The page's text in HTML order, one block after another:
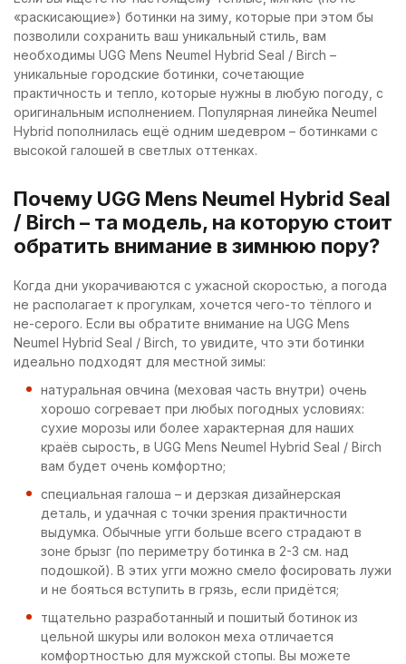
«раскисающие») ботинки на зиму, которые при этом бы
позволили сохранить ваш уникальный стиль, вам
необходимы UGG Mens Neumel Hybrid Seal / Birch –
уникальные городские ботинки, сочетающие
практичность и тепло, которые нужны в любую погоду, с
оригинальным исполнением. Популярная линейка Neumel
Hybrid пополнилась ещё одним шедевром – ботинками с
высокой галошей в светлых оттенках.
Почему UGG Mens Neumel Hybrid Seal
/ Birch – та модель, на которую стоит
обратить внимание в зимнюю пору?
Когда дни укорачиваются с ужасной скоростью, а погода
не располагает к прогулкам, хочется чего-то тёплого и
не-серого. Если вы обратите внимание на UGG Mens
Neumel Hybrid Seal / Birch, то увидите, что эти ботинки
идеально подходят для местной зимы:
натуральная овчина (меховая часть внутри) очень
хорошо согревает при любых погодных условиях:
сухие морозы или более характерная для наших
краёв сырость, в UGG Mens Neumel Hybrid Seal / Birch
вам будет очень комфортно;
специальная галоша – и дерзкая дизайнерская
деталь, и удачная с точки зрения практичности
выдумка. Обычные угги больше всего страдают в
зоне брызг (по периметру ботинка в 2-3 см. над
подошкой). В этих угги можно смело фосировать лужи
и не бояться вступить в грязь, если придётся;
тщательно разработанный и пошитый ботинок из
цельной шкуры или волокон меха отличается
комфортностью для мужской стопы. Вы можете